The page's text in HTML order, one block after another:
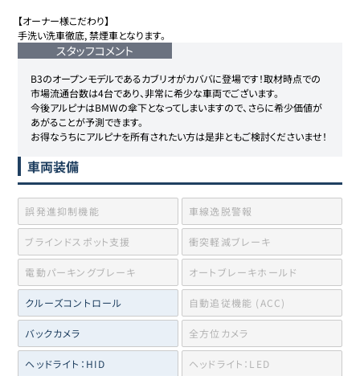
【オーナー様こだわり】
手洗い洗車徹底, 禁煙車となります。
スタッフコメント
B3のオープンモデルであるカブリオがカババに登場です！取材時点での
市場流通台数は4台であり、非常に希少な車両でございます。
今後アルピナはBMWの傘下となってしまいますので、さらに希少価値が
あがることが予測できます。
お得なうちにアルピナを所有されたい方は是非ともご検討くださいませ！
車両装備
誤発進抑制機能 車線逸脱警報
ブラインドスポット支援 衝突軽減ブレーキ
電動パーキングブレーキ オートブレーキホールド
クルーズコントロール 自動追従機能 (ACC)
バックカメラ 全方位カメラ
ヘッドライト：HID ヘッドライト：LED